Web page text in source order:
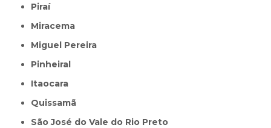
Piraí
Miracema
Miguel Pereira
Pinheiral
Itaocara
Quissamã
São José do Vale do Rio Preto